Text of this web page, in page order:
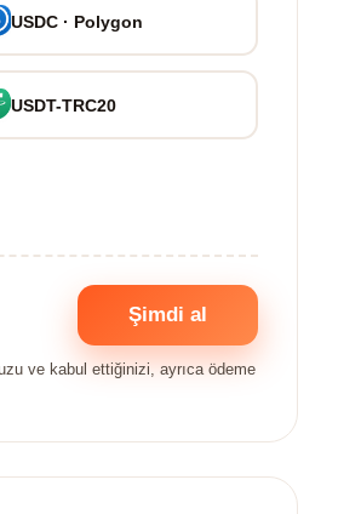
USDC · Polygon
USDT-TRC20
Şimdi al
ve kabul ettiğinizi, ayrıca ödeme